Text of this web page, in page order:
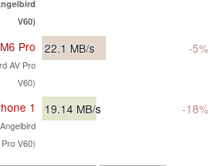
V60)
Pro
AV Pro
V60)
22.1 MB/s -5%
1
Pro V60)
19.14 MB/s -18%